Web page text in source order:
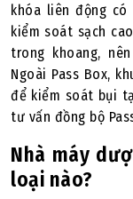
khóa liên động có
kiểm soát sạch
trong khoang,
Ngoài Pass Box,
để kiểm soát bụi
tư vấn đồng bộ
Nhà máy
loại nào?